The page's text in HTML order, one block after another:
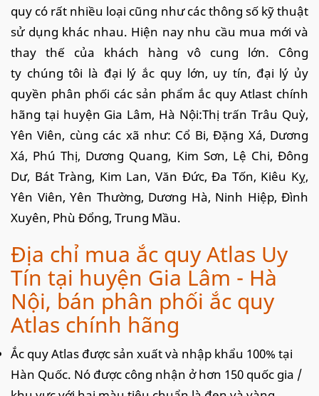
quy có rất nhiều loại cũng như các thông số kỹ thuật
sử dụng khác nhau. Hiện nay nhu cầu mua mới và
thay thế của khách hàng vô cung lớn. Công
ty chúng tôi là đại lý ắc quy lớn, uy tín, đại lý ủy
quyền phân phối các sản phẩm ắc quy Atlast chính
hãng tại huyện Gia Lâm, Hà Nội:Thị trấn Trâu Quỳ,
Yên Viên, cùng các xã như: Cổ Bi, Đặng Xá, Dương
Xá, Phú Thị, Dương Quang, Kim Sơn, Lệ Chi, Đông
Dư, Bát Tràng, Kim Lan, Văn Đức, Đa Tốn, Kiêu Kỵ,
Yên Viên, Yên Thường, Dương Hà, Ninh Hiệp, Đình
Xuyên, Phù Đổng, Trung Mầu.
Địa chỉ mua ắc quy Atlas Uy
Tín tại huyện Gia Lâm - Hà
Nội, bán phân phối ắc quy
Atlas chính hãng
Ắc quy Atlas được sản xuất và nhập khẩu 100% tại
Hàn Quốc. Nó được công nhận ở hơn 150 quốc gia /